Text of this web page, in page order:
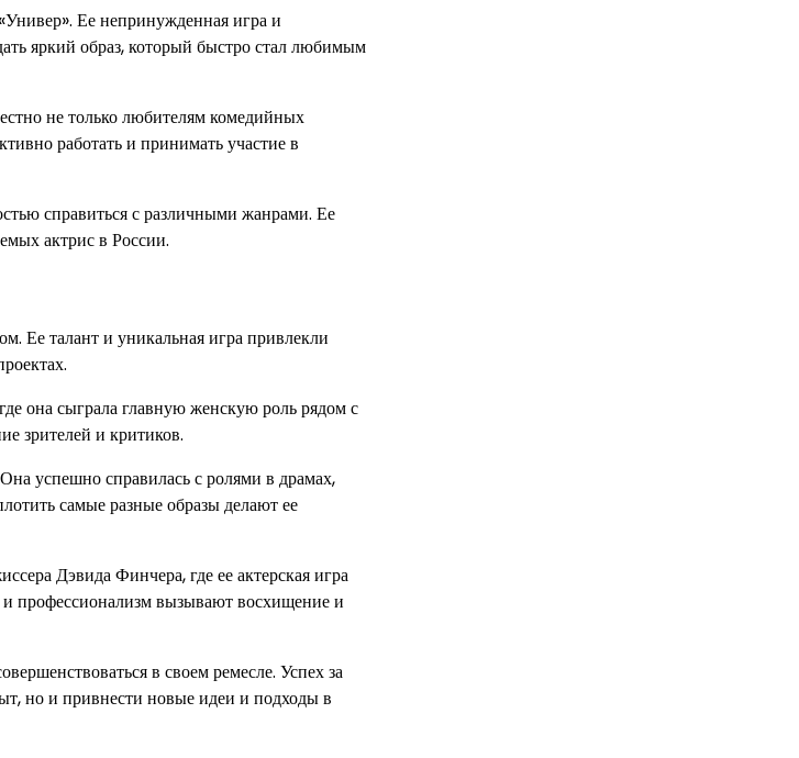
Ее непринужденная игра и
яркий образ, который быстро стал любимым
не только любителям комедийных
работать и принимать участие в
справиться с различными жанрами. Ее
актрис в России.
Ее талант и уникальная игра привлекли
она сыграла главную женскую роль рядом с
зрителей и критиков.
успешно справилась с ролями в драмах,
самые разные образы делают ее
Дэвида Финчера, где ее актерская игра
профессионализм вызывают восхищение и
в своем ремесле. Успех за
но и привнести новые идеи и подходы в